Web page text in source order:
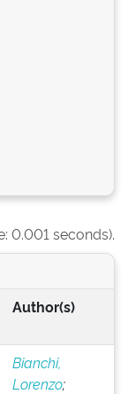
0.001 seconds).
Author(s)
Bianchi,
Lorenzo;